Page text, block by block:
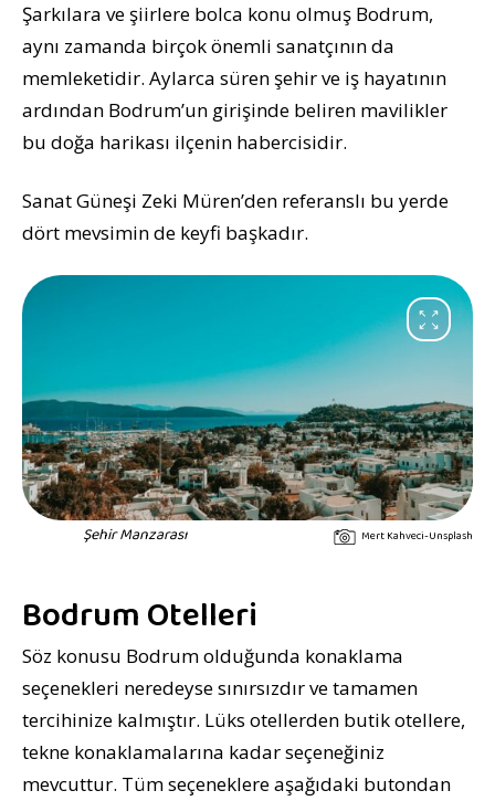
Şarkılara ve şiirlere bolca konu olmuş Bodrum,
aynı zamanda birçok önemli sanatçının da
memleketidir. Aylarca süren şehir ve iş hayatının
ardından Bodrum’un girişinde beliren mavilikler
bu doğa harikası ilçenin habercisidir.
Sanat Güneşi Zeki Müren’den referanslı bu yerde
dört mevsimin de keyfi başkadır.
Şehir Manzarası Mert Kahveci-Unsplash
Bodrum Otelleri
Söz konusu Bodrum olduğunda konaklama
seçenekleri neredeyse sınırsızdır ve tamamen
tercihinize kalmıştır. Lüks otellerden butik otellere,
tekne konaklamalarına kadar seçeneğiniz
mevcuttur. Tüm seçeneklere aşağıdaki butondan